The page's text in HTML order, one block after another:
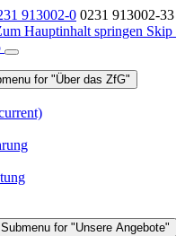
913002-0 0231 913002-33
Hauptinhalt springen Skip
for "Über das ZfG"
Submenu for "Unsere Angebote"